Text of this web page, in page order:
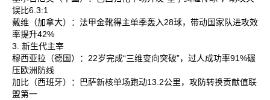
误比6.3:1‌
戴维‌（加拿大）：法甲金靴得主单季轰入28球，带动国家队进攻效
率提升42%‌
3. 新生代主宰
穆西亚拉‌（德国）：22岁完成“三维变向突破”，过人成功率91%碾
压欧洲防线‌
加比‌（西班牙）：巴萨新核单场跑动13.2公里，攻防转换贡献值联
盟第一‌